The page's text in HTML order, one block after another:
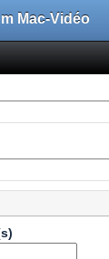
Mac-Vidéo